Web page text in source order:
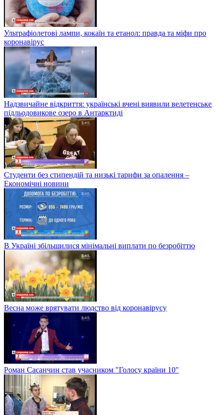
Ультрафіолетові лампи, кокаїн та етанол: правда та міфи про
коронавірус
Надзвичайне відкриття: українські вчені виявили велетенське
підльодовикове озеро в Антарктиді
Студенти без стипендій та низькі тарифи за опалення –
Економічні новини
В Україні збільшилися мінімальні виплати по безробіттю
Весна може врятувати людство від коронавірусу
Роман Сасанчин став учасником "Голосу країни 10"